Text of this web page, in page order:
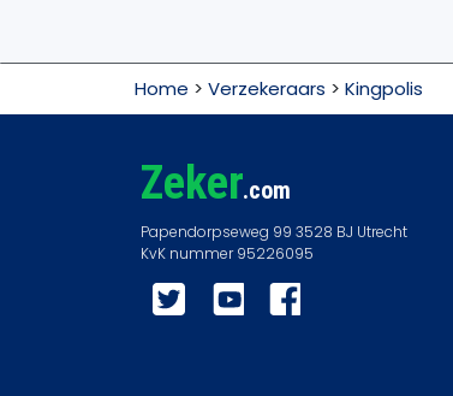
Home > Verzekeraars > Kingpolis
Zeker.com
Twitter YouTube